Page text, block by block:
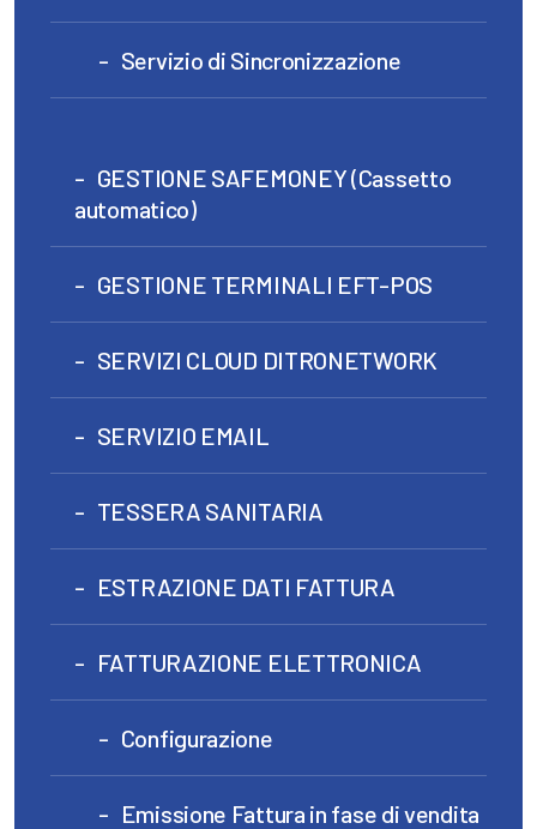
Servizio di Sincronizzazione
GESTIONE SAFEMONEY (Cassetto
automatico)
GESTIONE TERMINALI EFT-POS
SERVIZI CLOUD DITRONETWORK
SERVIZIO EMAIL
TESSERA SANITARIA
ESTRAZIONE DATI FATTURA
FATTURAZIONE ELETTRONICA
Configurazione
Emissione Fattura in fase di vendita